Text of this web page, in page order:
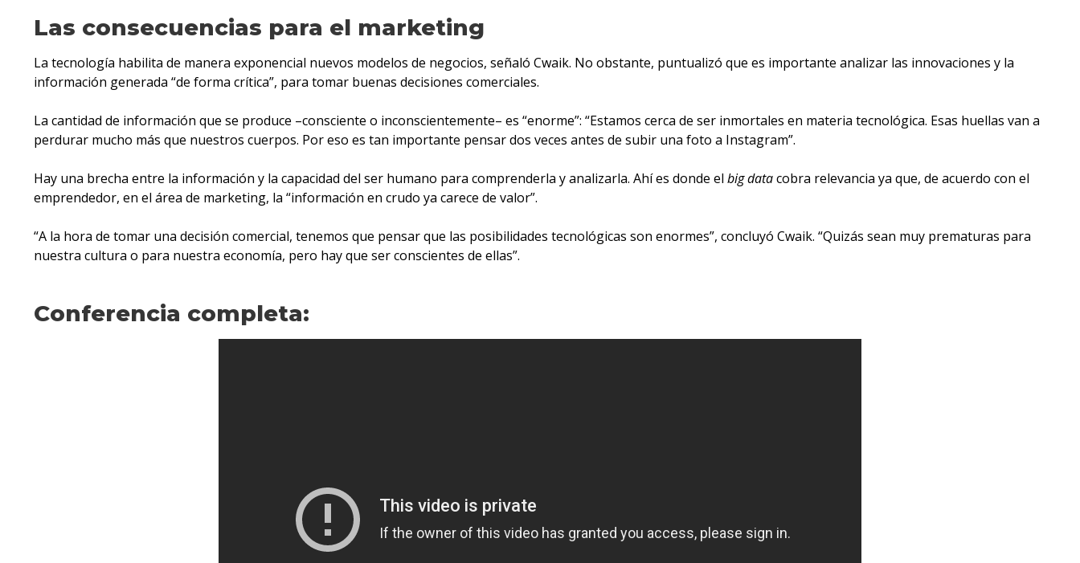
Las consecuencias para el marketing
La tecnología habilita de manera exponencial nuevos modelos de negocios, señaló Cwaik. No obstante, puntualizó que es importante analizar las innovaciones y la
información generada “de forma crítica”, para tomar buenas decisiones comerciales.
La cantidad de información que se produce –consciente o inconscientemente– es “enorme”: “Estamos cerca de ser inmortales en materia tecnológica. Esas huellas van a
perdurar mucho más que nuestros cuerpos. Por eso es tan importante pensar dos veces antes de subir una foto a Instagram”.
Hay una brecha entre la información y la capacidad del ser humano para comprenderla y analizarla. Ahí es donde el big datacobra relevancia ya que, de acuerdo con el
emprendedor, en el área de marketing, la “información en crudo ya carece de valor”.
“A la hora de tomar una decisión comercial, tenemos que pensar que las posibilidades tecnológicas son enormes”, concluyó Cwaik. “Quizás sean muy prematuras para
nuestra cultura o para nuestra economía, pero hay que ser conscientes de ellas”.
Conferencia completa: